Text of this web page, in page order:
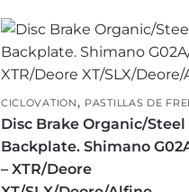
CICLOVATION , PASTILLAS DE
Disc Brake Organic/Steel
Backplate. Shimano
– XTR/Deore